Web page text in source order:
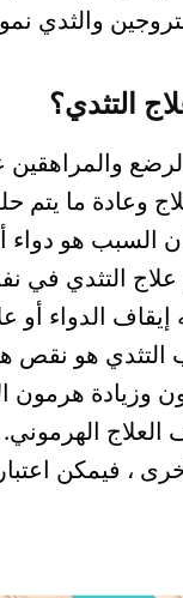
والثدي
التثدي؟
والمراهقين
وعادة ما يتم
السبب هو
علاج التثدي
إيقاف الدواء أو
التثدي هو نقص
وزيادة هرمون
الهرموني.
، فيمكن